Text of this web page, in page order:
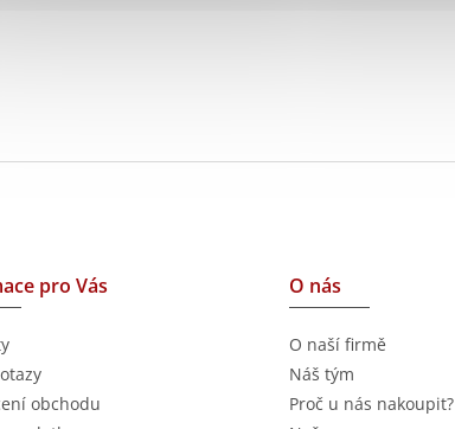
pro Vás
obchodu
O nás
O naší firmě
Náš tým
Proč u nás nakoupit?